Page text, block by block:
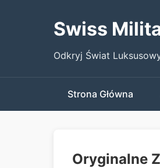
Swiss
Odkryj Świat
Strona Główna
Oryginalne